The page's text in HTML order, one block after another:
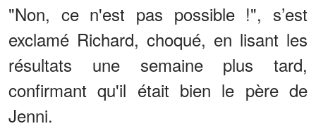
"Non, ce n'est pas possible !", s’est
exclamé Richard, choqué, en lisant les
résultats une semaine plus tard,
confirmant qu'il était bien le père de
Jenni.